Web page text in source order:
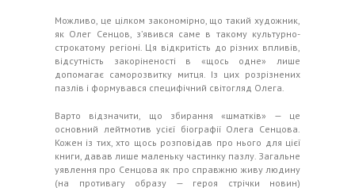
Можливо, це цілком закономірно, що такий художник,
як Олег Сенцов, з’явився саме в такому культурно-
строкатому регіоні. Ця відкритість до різних впливів,
відсутність закоріненості в «щось одне» лише
допомагає саморозвитку митця. Із цих розрізнених
пазлів і формувався специфічний світогляд Олега.
Варто відзначити, що збирання «шматків» — це
основний лейтмотив усієї біографії Олега Сенцова.
Кожен із тих, хто щось розповідав про нього для цієї
книги, давав лише маленьку частинку пазлу. Загальне
уявлення про Сенцова як про справжню живу людину
(на противагу образу — героя стрічки новин)